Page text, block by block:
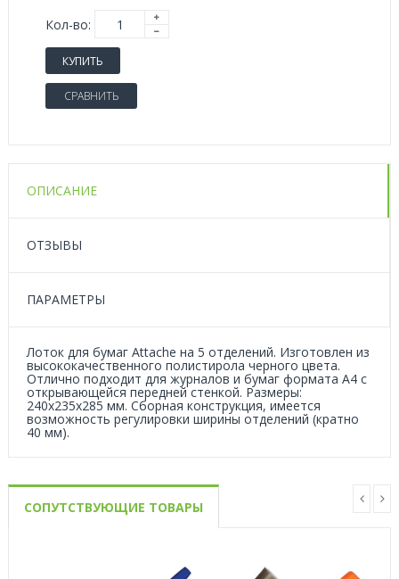
Кол-во:
КУПИТЬ
СРАВНИТЬ
ОПИСАНИЕ
ОТЗЫВЫ
ПАРАМЕТРЫ
Лоток для бумаг Attache на 5 отделений. Изготовлен из
высококачественного полистирола черного цвета.
Отлично подходит для журналов и бумаг формата А4 с
открывающейся передней стенкой. Размеры:
240х235х285 мм. Сборная конструкция, имеется
возможность регулировки ширины отделений (кратно
40 мм).
СОПУТСТВУЮЩИЕ ТОВАРЫ